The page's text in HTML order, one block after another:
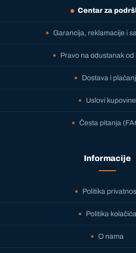
Centar za
Garancija, reklamacije i
Pravo na odustanak od
Dostava i
Uslovi kupovine
Česta pitanja
Informacije
Politika
Politika kolačića
O nama